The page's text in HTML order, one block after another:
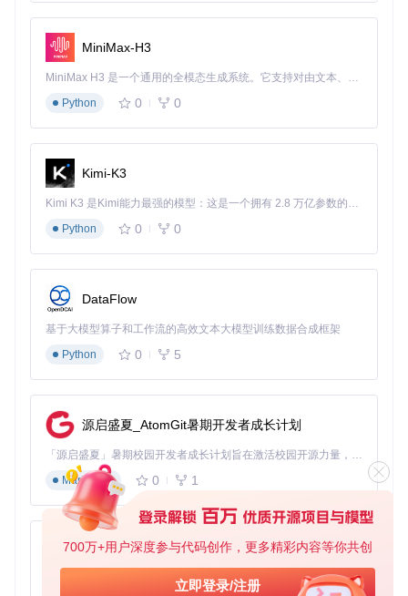
700万+用户深度参与代码创作，更多精彩内容等你共创
立即登录/注册
某电商平台安全团队利用Qwen3-Coder-30B-A3B-Instruct-FP
8对核心交易系统进行安全审计。通过一次性加载整个微服务
要3天的审计工作，发现了8处潜在安全漏洞，其中包括2个高
案例二：遗留系统迁移辅助
一家制造业企业在将COBOL遗留系统迁移至Java微服务时，
使用该模型进行代码转换。模型通过分析30万行遗留代码的业
辑的一致性，将迁移周期缩短了40%。"
落地指南：从部署到应用的完整路径
克隆项目仓库：
git clone
参考[generation_config.json]文件配置模型参数，根据硬
件条件调整batch_size和max_length等参数。
使用Hugging Face Transformers库加载模型，示例代码
MiniMax-H3
MiniMax H3 是一个通用的全模态生成系统。它支持对由文本、图像、视频和音频组成的多模态上下文进行统一理解，并能生成分辨率高达 2K、时长可达 15 秒的带原生立体声音频的视频。得益于面向任务泛化的系统设计，H3 在预训练阶段就已具备广泛的多模态上下文理解与生成能力，能够出色地执行复杂的多模态指令。
Python
0 0
Kimi-K3
Kimi K3 是Kimi能力最强的模型：这是一个拥有 2.8 万亿参数的混合专家（MoE）模型，具备原生视觉理解能力，并支持 100 万 token 的上下文窗口。
Python
0 0
DataFlow
基于大模型算子和工作流的高效文本大模型训练数据合成框架
Python
0 5
源启盛夏_AtomGit暑期开发者成长计划
「源启盛夏」暑期校园开发者成长计划旨在激活校园开源力量，通过积分激励、认证扶持、资源倾斜等形式，引导高校组织和开发者完成「入驻 — 建项目 — 做贡献 — 获认证 — 得资源」的完整闭环。无论你是想带领社团入驻平台的组织者，还是希望用代码贡献证明自己的开发者，都能在这里找到属于你的成长路径。
Markdown
0 1
py-xiaozhi
基于Python的Xiaozhi AI，适用于想要完整Xiaozhi体验而无需拥有专用硬件的用户。